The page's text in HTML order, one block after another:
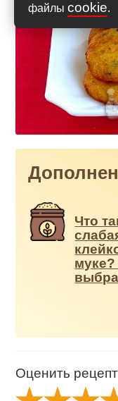
файлы cookie.
Что
Оценить рецепт